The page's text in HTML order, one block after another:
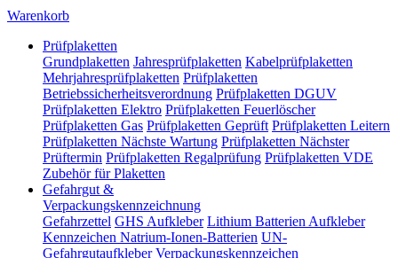
Warenkorb
Prüfplaketten
Grundplaketten Jahresprüfplaketten Kabelprüfplaketten
Mehrjahresprüfplaketten Prüfplaketten
Betriebssicherheitsverordnung Prüfplaketten DGUV
Prüfplaketten Elektro Prüfplaketten Feuerlöscher
Prüfplaketten Gas Prüfplaketten Geprüft Prüfplaketten Leitern
Prüfplaketten Nächste Wartung Prüfplaketten Nächster
Prüftermin Prüfplaketten Regalprüfung Prüfplaketten VDE
Zubehör für Plaketten
Gefahrgut &
Verpackungskennzeichnung
Gefahrzettel GHS Aufkleber Lithium Batterien Aufkleber
Kennzeichen Natrium-Ionen-Batterien UN-
Gefahrgutaufkleber Verpackungskennzeichen